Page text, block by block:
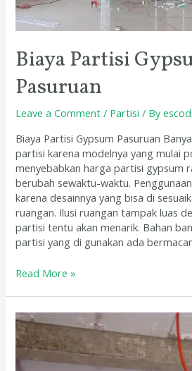
Biaya Partisi
Pasuruan
Leave a Comment / Partisi / By
Biaya Partisi Gypsum Pasuruan
partisi karena modelnya yang mulai
menyebabkan harga partisi gypsum
berubah sewaktu-waktu.
karena desainnya yang bisa di
ruangan. Ilusi ruangan tampak luas
partisi tentu akan menarik. Bahan
partisi yang di gunakan ada
Read More »
Harga
Borongan
Partisi
Gypsum